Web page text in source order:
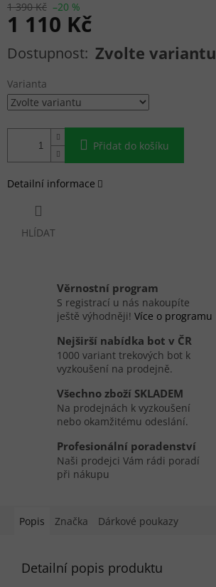
1 390 Kč –20 %
1 110 Kč
Měrná cena: Zvolte variantu
Varianta
Přidat do košíku
Detailní informace
HLÍDAT
Věrnostní program
S registrací u nás nakoupíte
ještě výhodněji! Více o programu
Nejširší nabídka bot v ČR
1000 variant trekových bot k
vyzkoušení na prodejně.
Všechno zboží SKLADEM
Na prodejnách k vyzkoušení
nebo okamžitému odeslání.
Profesionální poradenství
Naši prodejci Vám rádi poradí
při nákupu
Popis Značka Dárkové poukazy
Detailní popis produktu